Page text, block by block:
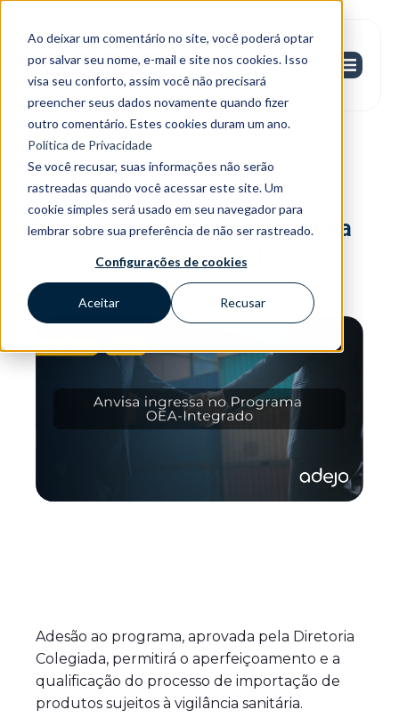
Ao deixar um comentário no site, você poderá optar
por salvar seu nome, e-mail e site nos cookies. Isso
visa seu conforto, assim você não precisará
preencher seus dados novamente quando fizer
outro comentário. Estes cookies duram um ano.
Política de Privacidade
Se você recusar, suas informações não serão
rastreadas quando você acessar este site. Um
cookie simples será usado em seu navegador para
lembrar sobre sua preferência de não ser rastreado.
Configurações de cookies
Aceitar Recusar
Informativos
Anvisa ingressa no Programa
OEA-Integrado
Adesão ao programa, aprovada pela Diretoria
Colegiada, permitirá o aperfeiçoamento e a
qualificação do processo de importação de
produtos sujeitos à vigilância sanitária.